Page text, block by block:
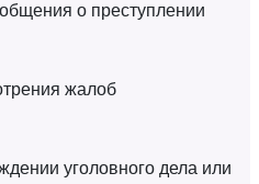
о преступлении
жалоб
уголовного дела или